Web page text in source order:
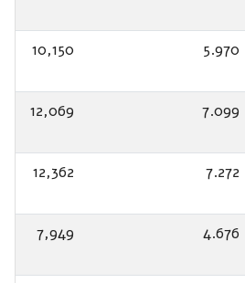
5.970
10,150
7.099
12,069
7.272
12,362
4.676
7,949